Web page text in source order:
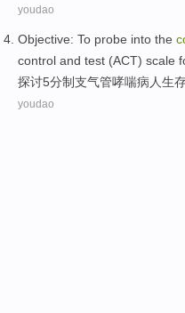
youdao
Objective: To probe into the
control and test (ACT) scale
探讨5分制支气管哮喘病人生
youdao